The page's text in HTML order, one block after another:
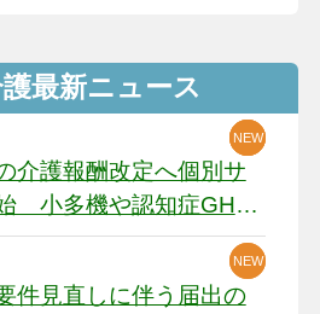
護最新ニュース
介護報酬改定へ個別サ
小多機や認知症GH、
危機感
NEW
NEW
NEW
件見直しに伴う届出の
NEW
NEW